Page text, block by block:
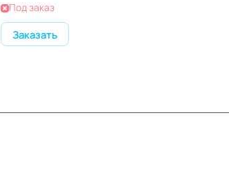
Под заказ
Заказать